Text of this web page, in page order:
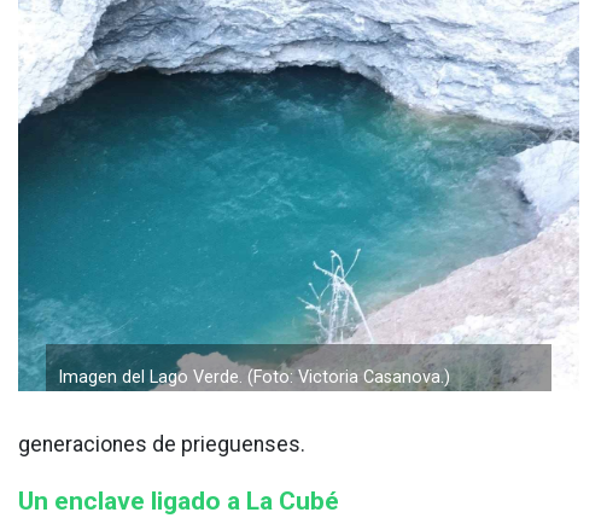
Imagen del Lago Verde. (Foto: Victoria Casanova.)
generaciones de prieguenses.
Un enclave ligado a La Cubé